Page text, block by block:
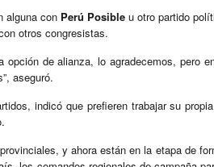
alguna con Perú Posible u otro partido
otros congresistas.
opción de alianza, lo agradecemos, pero
aseguró.
indicó que prefieren trabajar su
y ahora están en la etapa de